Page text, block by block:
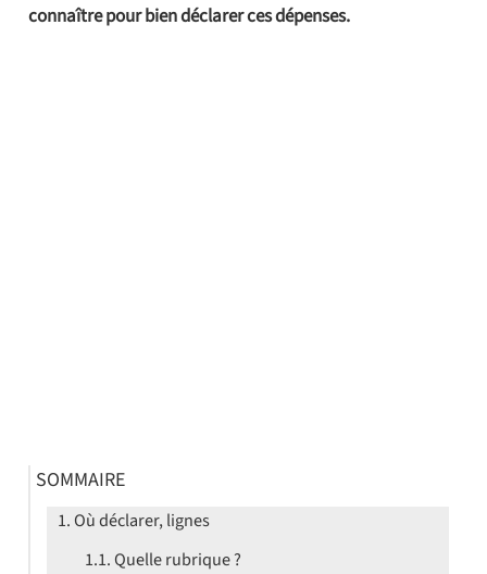
connaître pour bien déclarer ces dépenses.
SOMMAIRE
Où déclarer, lignes
Quelle rubrique ?